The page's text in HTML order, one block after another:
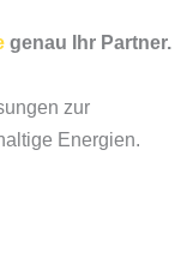
genau Ihr Partner.
zur
Energien.